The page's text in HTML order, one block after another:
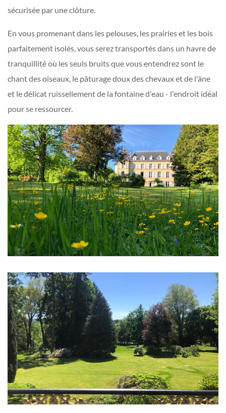
sécurisée par une clôture.
En vous promenant dans les pelouses, les prairies et les bois
parfaitement isolés, vous serez transportés dans un havre de
tranquillité où les seuls bruits que vous entendrez sont le
chant des oiseaux, le pâturage doux des chevaux et de l'âne
et le délicat ruissellement de la fontaine d'eau - l'endroit idéal
pour se ressourcer.